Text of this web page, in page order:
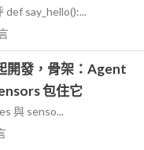
say_hello():...
開發，骨架：Agent
包住它
與 senso...